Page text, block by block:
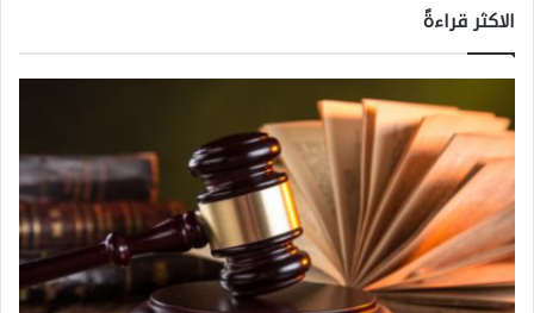
الاكثر قراءةً